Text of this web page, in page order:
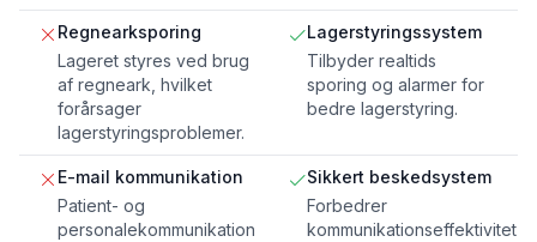
Regnearksporing
Lageret styres ved brug
af regneark, hvilket
forårsager
lagerstyringsproblemer.
Lagerstyringssystem
Tilbyder realtids
sporing og alarmer for
bedre lagerstyring.
E-mail kommunikation
Patient- og
personalekommunikation
Sikkert beskedsystem
Forbedrer
kommunikationseffektivitet